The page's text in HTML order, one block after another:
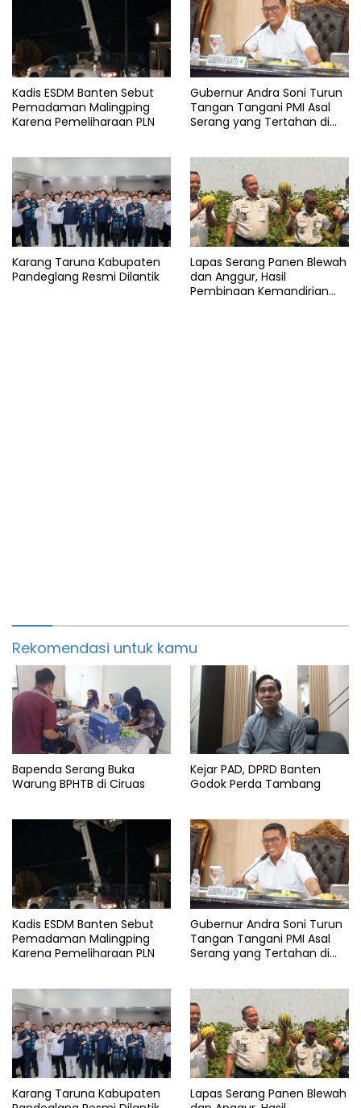
Kadis ESDM Banten Sebut
Pemadaman Malingping
Karena Pemeliharaan PLN
Gubernur Andra Soni Turun
Tangan Tangani PMI Asal
Serang yang Tertahan di
Karang Taruna Kabupaten
Pandeglang Resmi Dilantik
Lapas Serang Panen Blewah
dan Anggur, Hasil
Pembinaan Kemandirian
Rekomendasi untuk kamu
Bapenda Serang Buka
Warung BPHTB di Ciruas
Kejar PAD, DPRD Banten
Godok Perda Tambang
Kadis ESDM Banten Sebut
Pemadaman Malingping
Karena Pemeliharaan PLN
Gubernur Andra Soni Turun
Tangan Tangani PMI Asal
Serang yang Tertahan di
Karang Taruna Kabupaten
Lapas Serang Panen Blewah